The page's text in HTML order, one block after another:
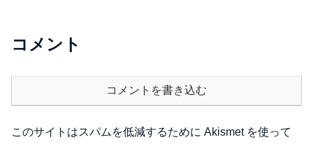
コメント
コメントを書き込む
このサイトはスパムを低減するために Akismet を使って